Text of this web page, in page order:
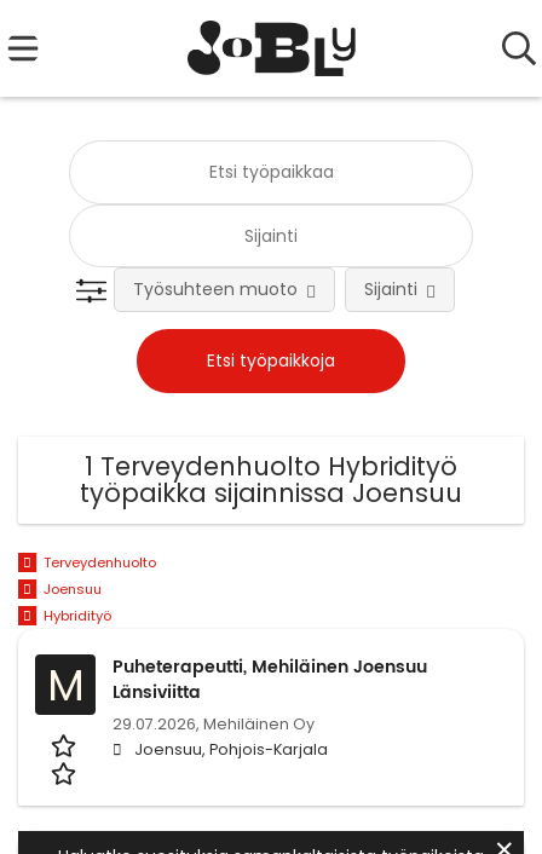
Työsuhteen muoto Sijainti
1 Terveydenhuolto Hybridityö
työpaikka sijainnissa Joensuu
Terveydenhuolto
Joensuu
Hybridityö
M
Puheterapeutti, Mehiläinen Joensuu
Länsiviitta
29.07.2026, Mehiläinen Oy
Joensuu, Pohjois-Karjala